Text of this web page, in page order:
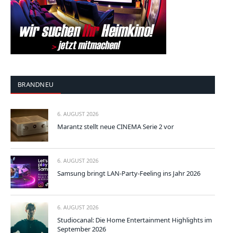
BRANDNEU
6. AUGUST 2026
Marantz stellt neue CINEMA Serie 2 vor
6. AUGUST 2026
Samsung bringt LAN-Party-Feeling ins Jahr 2026
6. AUGUST 2026
Studiocanal: Die Home Entertainment Highlights im
September 2026